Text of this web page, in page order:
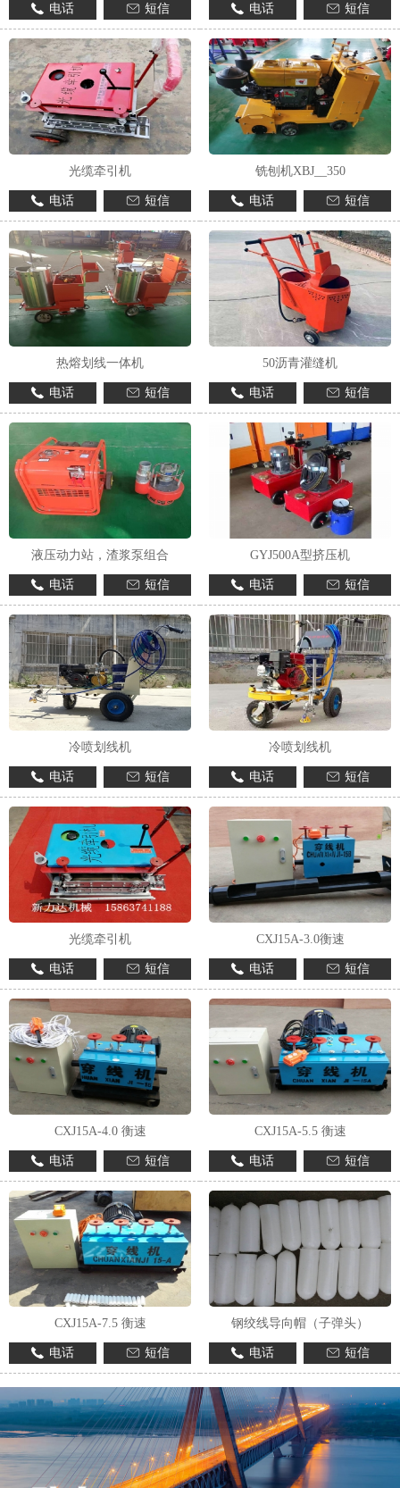
电话 短信 电话 短信
光缆牵引机
电话 短信
铣刨机XBJ__350
电话 短信
热熔划线一体机
电话 短信
50沥青灌缝机
电话 短信
液压动力站，渣浆泵组合
电话 短信
GYJ500A型挤压机
电话 短信
冷喷划线机
电话 短信
冷喷划线机
电话 短信
光缆牵引机
电话 短信
CXJ15A-3.0衡速
电话 短信
CXJ15A-4.0 衡速
电话 短信
CXJ15A-5.5 衡速
电话 短信
CXJ15A-7.5 衡速
电话 短信
钢绞线导向帽（子弹头）
电话 短信